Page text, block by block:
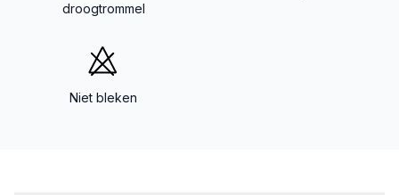
droogtrommel
Niet bleken